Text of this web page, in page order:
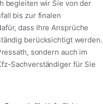
begleiten wir Sie von der
bis zur finalen
dass Ihre Ansprüche
berücksichtigt werden.
sondern auch im
Sachverständiger für Sie